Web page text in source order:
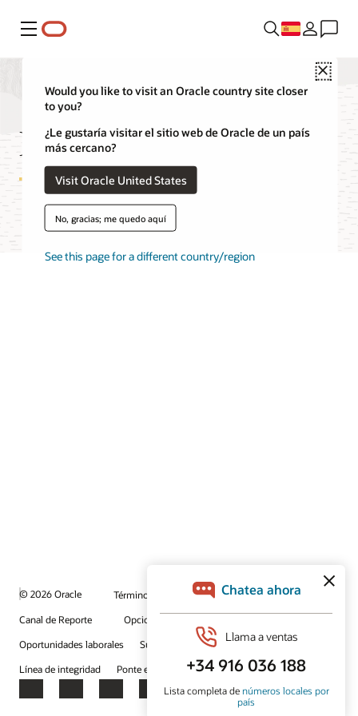
Menú
Close
Would you like to visit an Oracle country site closer
to you?
¿Le gustaría visitar el sitio web de Oracle de un país
más cercano?
Visit Oracle United States
No, gracias; me quedo aquí
See this page for a different country/region
Precios de OCI Queue
© 2026 Oracle
Términos de uso y privacidad
Canal de Reporte
Opciones de publicidad
Oportunidades laborales
Suscríbete para recibir correos electrónicos
Línea de integridad
Ponte en contacto con nosotros
Facebook
X LinkedInYouTube